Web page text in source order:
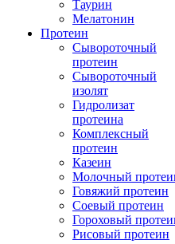
Таурин
Мелатонин
Протеин
Сывороточный
протеин
Сывороточный
изолят
Гидролизат
протеина
Комплексный
протеин
Казеин
Молочный
Говяжий протеин
Соевый протеин
Гороховый
Рисовый протеин